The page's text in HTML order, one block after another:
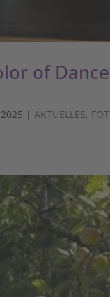
of
|AKTUELLES,